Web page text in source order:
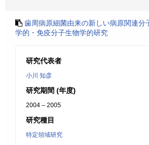
歯周病原細菌由来の新しい病原関連分
学的・免疫分子生物学的研究
研究代表者
小川 知彦
研究期間 (年度)
2004 – 2005
研究種目
特定領域研究